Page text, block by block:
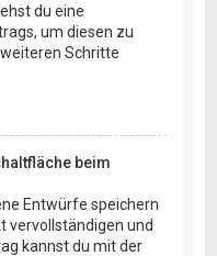
du eine
um diesen zu
Schritte
beim
Entwürfe speichern
vervollständigen und
kannst du mit der